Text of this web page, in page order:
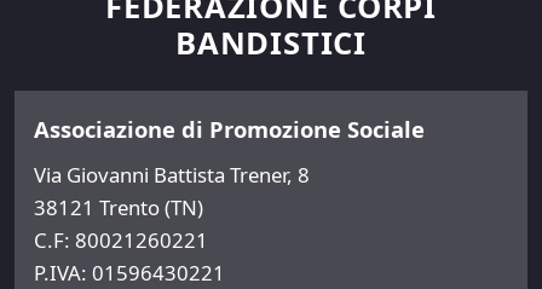
BANDISTICI
Associazione di Promozione Sociale
Via Giovanni Battista Trener, 8
38121 Trento (TN)
C.F: 80021260221
P.IVA: 01596430221